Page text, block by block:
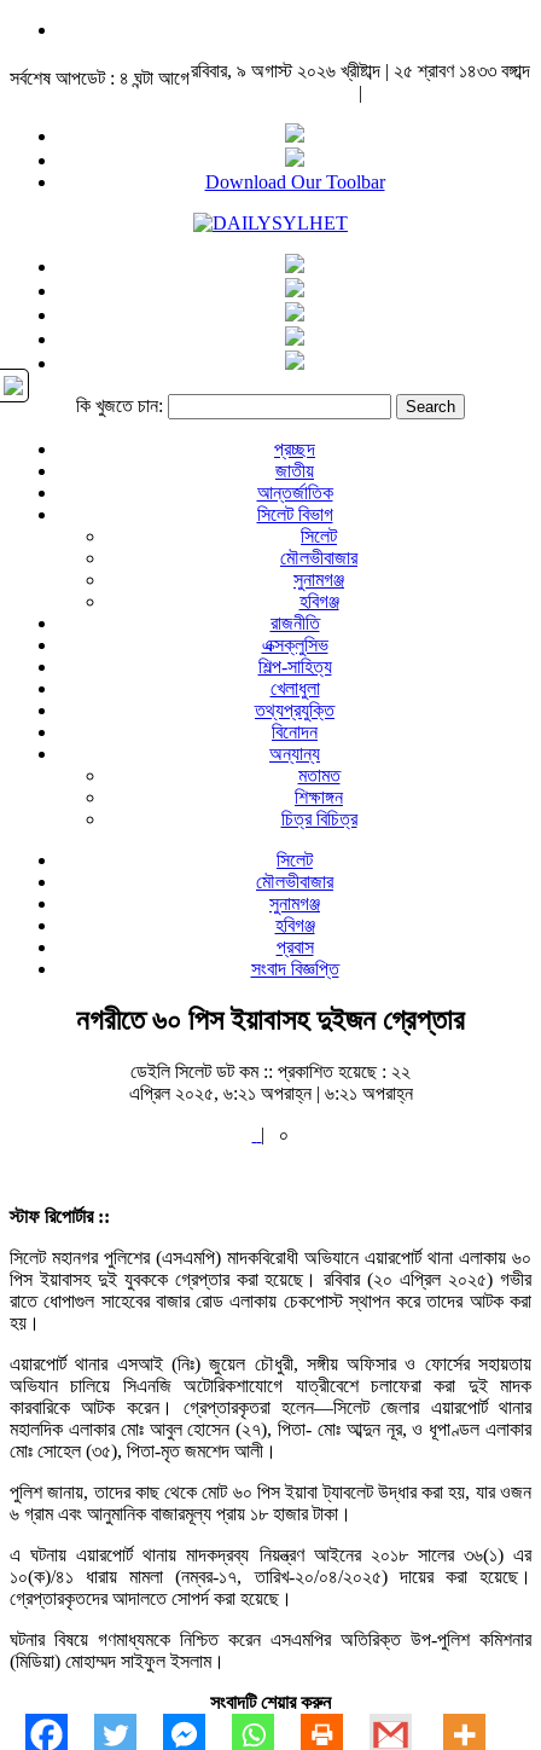
সর্বশেষ আপডেট : ৪ ঘন্টা আগেরবিবার, ৯ অগাস্ট ২০২৬ খ্রীষ্টাব্দ | ২৫ শ্রাবণ ১৪৩৩ বঙ্গাব্দ
|
Download Our Toolbar
কি খুজতে চান:
প্রচ্ছদ
জাতীয়
আন্তর্জাতিক
সিলেট বিভাগ
সিলেট
মৌলভীবাজার
সুনামগঞ্জ
হবিগঞ্জ
রাজনীতি
এক্সক্লুসিভ
শিল্প-সাহিত্য
খেলাধুলা
তথ্যপ্রযুক্তি
বিনোদন
অন্যান্য
মতামত
শিক্ষাঙ্গন
চিত্র বিচিত্র
সিলেট
মৌলভীবাজার
সুনামগঞ্জ
হবিগঞ্জ
প্রবাস
সংবাদ বিজ্ঞপ্তি
নগরীতে ৬০ পিস ইয়াবাসহ দুইজন গ্রেপ্তার
ডেইলি সিলেট ডট কম :: প্রকাশিত হয়েছে : ২২
এপ্রিল ২০২৫, ৬:২১ অপরাহ্ন | ৬:২১ অপরাহ্ন
|
০
স্টাফ রিপোর্টার ::
সিলেট মহানগর পুলিশের (এসএমপি) মাদকবিরোধী অভিযানে এয়ারপোর্ট থানা এলাকায় ৬০
পিস ইয়াবাসহ দুই যুবককে গ্রেপ্তার করা হয়েছে। রবিবার (২০ এপ্রিল ২০২৫) গভীর
রাতে ধোপাগুল সাহেবের বাজার রোড এলাকায় চেকপোস্ট স্থাপন করে তাদের আটক করা
হয়।
এয়ারপোর্ট থানার এসআই (নিঃ) জুয়েল চৌধুরী, সঙ্গীয় অফিসার ও ফোর্সের সহায়তায়
অভিযান চালিয়ে সিএনজি অটোরিকশাযোগে যাত্রীবেশে চলাফেরা করা দুই মাদক
কারবারিকে আটক করেন। গ্রেপ্তারকৃতরা হলেন—সিলেট জেলার এয়ারপোর্ট থানার
মহালদিক এলাকার মোঃ আবুল হোসেন (২৭), পিতা- মোঃ আব্দুন নূর, ও ধূপাণ্ডল এলাকার
মোঃ সোহেল (৩৫), পিতা-মৃত জমশেদ আলী।
পুলিশ জানায়, তাদের কাছ থেকে মোট ৬০ পিস ইয়াবা ট্যাবলেট উদ্ধার করা হয়, যার ওজন
৬ গ্রাম এবং আনুমানিক বাজারমূল্য প্রায় ১৮ হাজার টাকা।
এ ঘটনায় এয়ারপোর্ট থানায় মাদকদ্রব্য নিয়ন্ত্রণ আইনের ২০১৮ সালের ৩৬(১) এর
১০(ক)/৪১ ধারায় মামলা (নম্বর-১৭, তারিখ-২০/০৪/২০২৫) দায়ের করা হয়েছে।
গ্রেপ্তারকৃতদের আদালতে সোপর্দ করা হয়েছে।
ঘটনার বিষয়ে গণমাধ্যমকে নিশ্চিত করেন এসএমপির অতিরিক্ত উপ-পুলিশ কমিশনার
(মিডিয়া) মোহাম্মদ সাইফুল ইসলাম।
সংবাদটি শেয়ার করুন